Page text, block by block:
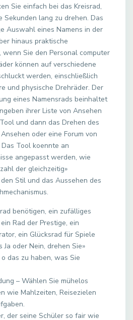
Sie einfach bei das Kreisrad,
Sekunden lang zu drehen. Das
Auswahl eines Namens in der
hinaus praktische
wenn Sie den Personal computer
können auf verschiedene
werden, einschließlich
und physische Drehräder. Der
eines Namensrads beinhaltet
ihrer Liste von Ansehen
und dann das Drehen des
oder eine Forum von
Tool koennte an
angepasst werden, wie
der gleichzeitig»
Stil und das Aussehen des
benötigen, ein zufälliges
Rad der Prestige, ein
ein Glücksrad für Spiele
Ja oder Nein, drehen Sie»
das zu haben, was Sie
– Wählen Sie mühelos
wie Mahlzeiten, Reisezielen
der seine Schüler so fair wie